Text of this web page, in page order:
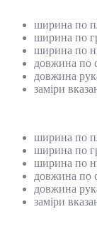
ширина по
ширина по
ширина по
довжина по
довжина
заміри
ширина по
ширина по
ширина по
довжина по
довжина
заміри